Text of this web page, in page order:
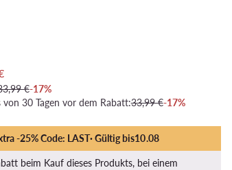
€
€-17%
von 30 Tagen vor dem Rabatt:33,99 €-17%
-25% Code: LAST· Gültig bis10.08
beim Kauf dieses Produkts, bei einem